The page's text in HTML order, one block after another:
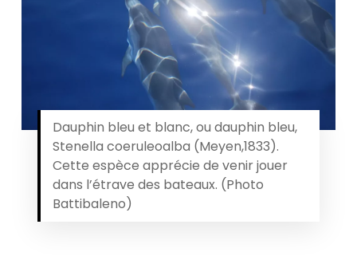
Dauphin bleu et blanc, ou dauphin bleu,
Stenella coeruleoalba (Meyen,1833).
Cette espèce apprécie de venir jouer
dans l’étrave des bateaux. (Photo
Battibaleno)